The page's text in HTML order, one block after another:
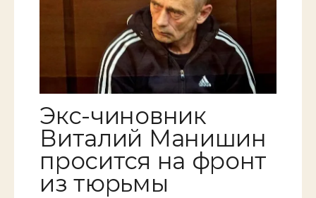
Экс-чиновник
Виталий Манишин
просится на фронт
из тюрьмы